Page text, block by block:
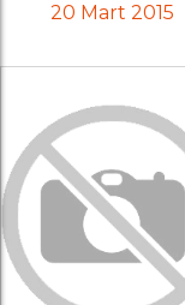
20 Mart 2015